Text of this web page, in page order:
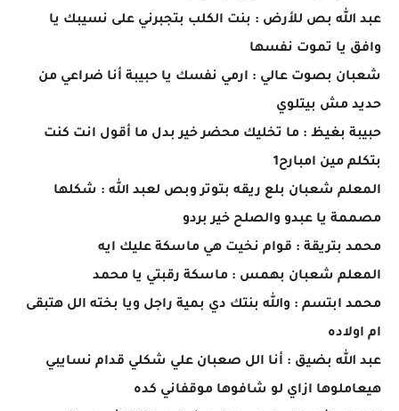
عبد الله بص للأرض : بنت الكلب بتجبرني على نسيبك يا
وافق يا تموت نفسها
شعبان بصوت عالي : ارمي نفسك يا حبيبة أنا ضراعي من
حديد مش بيتلوي
حبيبة بغيظ : ما تخليك محضر خير بدل ما أقول انت كنت
بتكلم مين امبارح1
المعلم شعبان بلع ريقه بتوتر وبص لعبد الله : شكلها
مصممة يا عبدو والصلح خير بردو
محمد بتريقة : قوام نخيت هي ماسكة عليك ايه
المعلم شعبان بهمس : ماسكة رقبتي يا محمد
محمد ابتسم : والله بنتك دي بمية راجل ويا بخته الل هتبقى
ام اولاده
عبد الله بضيق : أنا الل صعبان علي شكلي قدام نسايبي
هيعاملوها ازاي لو شافوها موقفاني كده